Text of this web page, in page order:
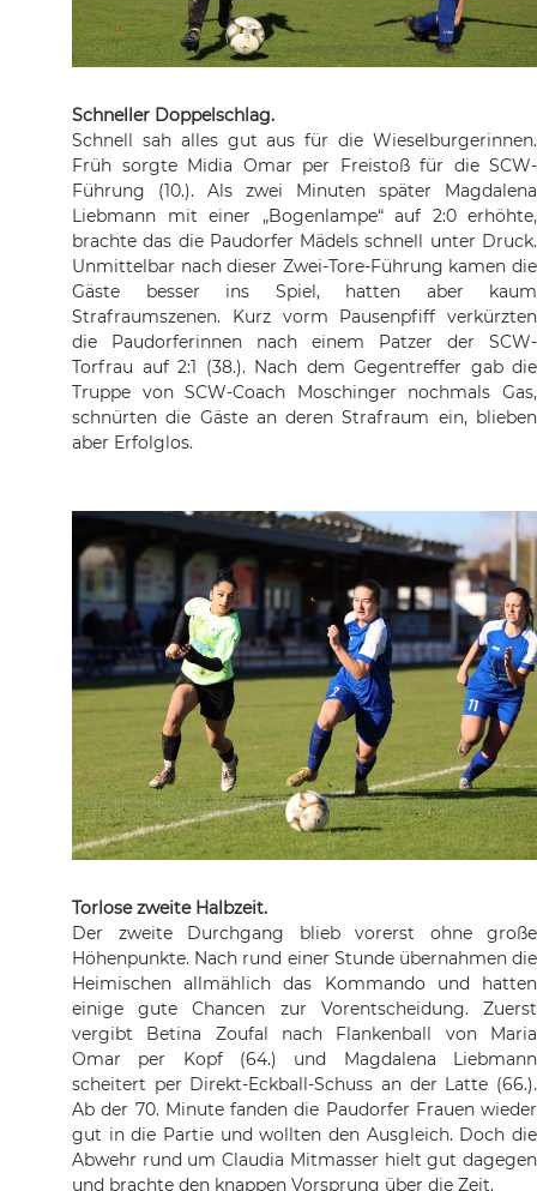
Schneller Doppelschlag.
Schnell sah alles gut aus für die Wieselburgerinnen.
Früh sorgte Midia Omar per Freistoß für die SCW-
Führung (10.). Als zwei Minuten später Magdalena
Liebmann mit einer „Bogenlampe“ auf 2:0 erhöhte,
brachte das die Paudorfer Mädels schnell unter Druck.
Unmittelbar nach dieser Zwei-Tore-Führung kamen die
Gäste besser ins Spiel, hatten aber kaum
Strafraumszenen. Kurz vorm Pausenpfiff verkürzten
die Paudorferinnen nach einem Patzer der SCW-
Torfrau auf 2:1 (38.). Nach dem Gegentreffer gab die
Truppe von SCW-Coach Moschinger nochmals Gas,
schnürten die Gäste an deren Strafraum ein, blieben
aber Erfolglos.
Torlose zweite Halbzeit.
Der zweite Durchgang blieb vorerst ohne große
Höhenpunkte. Nach rund einer Stunde übernahmen die
Heimischen allmählich das Kommando und hatten
einige gute Chancen zur Vorentscheidung. Zuerst
vergibt Betina Zoufal nach Flankenball von Maria
Omar per Kopf (64.) und Magdalena Liebmann
scheitert per Direkt-Eckball-Schuss an der Latte (66.).
Ab der 70. Minute fanden die Paudorfer Frauen wieder
gut in die Partie und wollten den Ausgleich. Doch die
Abwehr rund um Claudia Mitmasser hielt gut dagegen
und brachte den knappen Vorsprung über die Zeit.